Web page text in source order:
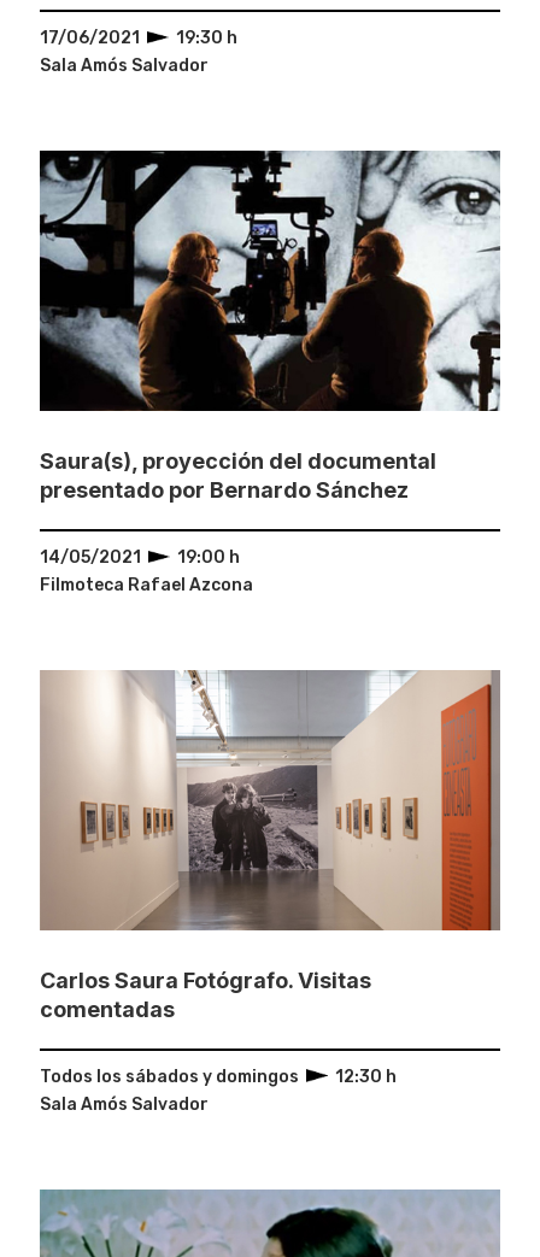
17/06/2021
19:30 h
Sala Amós Salvador
Saura(s), proyección del documental
presentado por Bernardo Sánchez
14/05/2021
19:00 h
Filmoteca Rafael Azcona
Carlos Saura Fotógrafo. Visitas
comentadas
Todos los sábados y domingos
12:30 h
Sala Amós Salvador